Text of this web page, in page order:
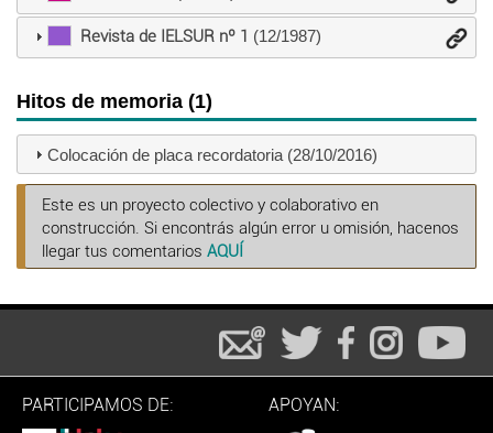
Revista de IELSUR nº 1 (12/1987)
Hitos de memoria (1)
Colocación de placa recordatoria (28/10/2016)
Este es un proyecto colectivo y colaborativo en
construcción. Si encontrás algún error u omisión, hacenos
llegar tus comentarios AQUÍ
PARTICIPAMOS DE: APOYAN: